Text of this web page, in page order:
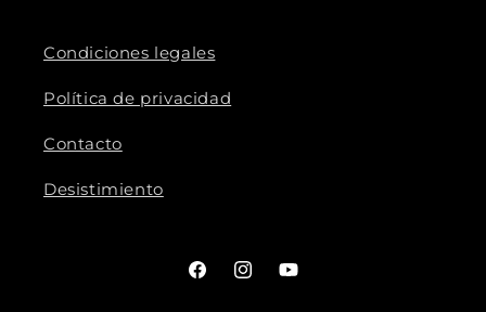
Condiciones legales
Política de privacidad
Contacto
Desistimiento
FacebookInstagramYouTube